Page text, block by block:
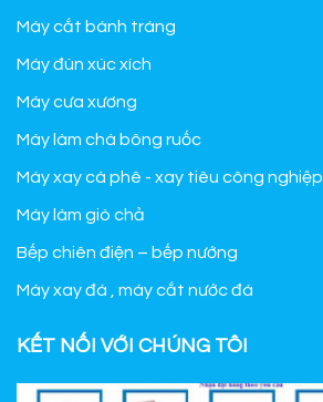
Máy cắt bánh tráng
Máy đùn xúc xích
Máy cưa xương
Máy làm chà bông ruốc
Máy xay cà phê - xay tiêu công nghiệp
Máy làm giò chả
Bếp chiên điện – bếp nướng
Máy xay đá , máy cắt nước đá
KẾT NỐI VỚI CHÚNG TÔI